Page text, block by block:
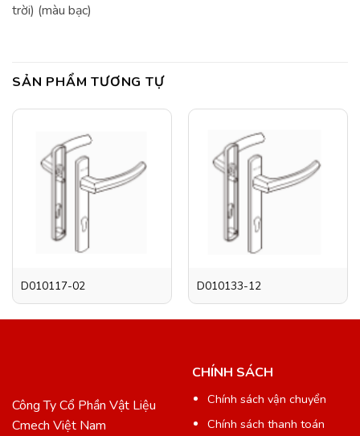
trời) (màu bạc)
SẢN PHẨM TƯƠNG TỰ
D010117-02 D010133-12
Công Ty Cổ Phần Vật Liệu
Cmech Việt Nam
CHÍNH SÁCH
Chính sách vận chuyển
Chính sách thanh toán